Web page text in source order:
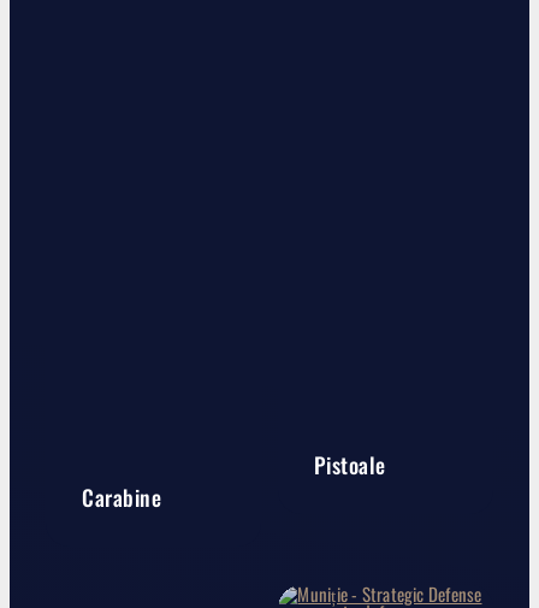
Carabine
Pistoale